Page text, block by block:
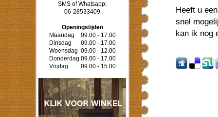
SMS of Whatsapp:
06-28533409
Openingstijden
Maandag
09.00 - 17.00
Dinsdag
09.00 - 17.00
Woensdag 09.00 - 12.00
Donderdag 09.00 - 17.00
Vrijdag
09.00 - 15.00
Heeft u
snel
kan ik nog